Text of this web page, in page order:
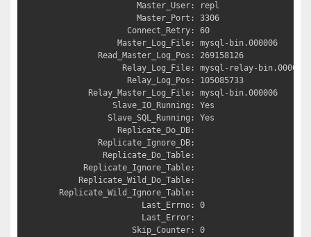
Master_User: repl
Master_Port: 3306
Connect_Retry: 60
Master_Log_File: mysql-bin.000006
Read_Master_Log_Pos: 269158126
Relay_Log_File: mysql-relay-bin.000007
Relay_Log_Pos: 105085733
Relay_Master_Log_File: mysql-bin.000006
Slave_IO_Running: Yes
Slave_SQL_Running: Yes
Replicate_Do_DB:
Replicate_Ignore_DB:
Replicate_Do_Table:
Replicate_Ignore_Table:
Replicate_Wild_Do_Table:
Replicate_Wild_Ignore_Table:
Last_Errno: 0
Last_Error:
Skip_Counter: 0